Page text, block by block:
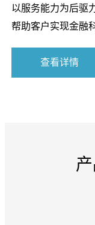
以服务能力为后驱
帮助客户实现金融
查看详情